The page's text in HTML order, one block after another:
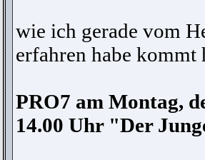
wie ich gerade vom
erfahren habe kommt
PRO7 am Montag,
14.00 Uhr "Der